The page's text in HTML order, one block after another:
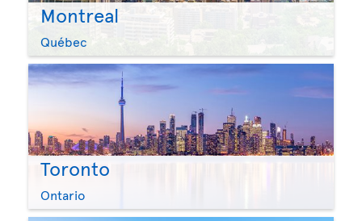
Montreal
Québec
Toronto
Ontario